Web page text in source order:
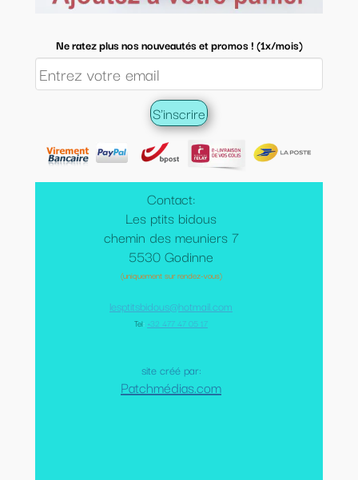
Contact:
Les ptits bidous
chemin des meuniers 7
5530 Godinne
(uniquement sur rendez-vous)
lesptitsbidous@hotmail.com
Tel: +32 477 47 05 17
site créé par:
Patchmédias.com
Ne ratez plus nos nouveautés et promos ! (1x/mois)